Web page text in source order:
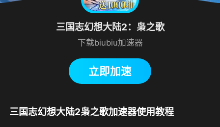
三国志幻想大陆2：枭之歌
下载biubiu加速器
立即加速
三国志幻想大陆2枭之歌加速器使用教程